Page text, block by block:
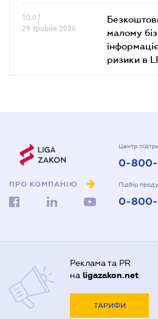
10.07
29 травня 2026
малому
ризики в
ПРО КОМПАНІЮ
Центр
0-800-
Підбір
0-800-
Реклама та PR
на ligazakon.net
ТАРИФИ